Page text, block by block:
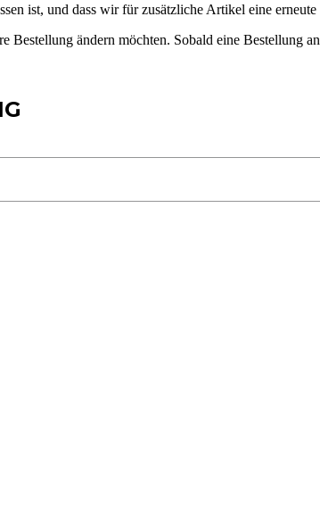
ist, und dass wir für zusätzliche Artikel eine erneute
Bestellung ändern möchten. Sobald eine Bestellung an